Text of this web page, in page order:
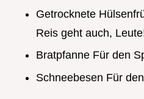
Getrocknete
Reis geht auch,
Bratpfanne Für den
Schneebesen Für